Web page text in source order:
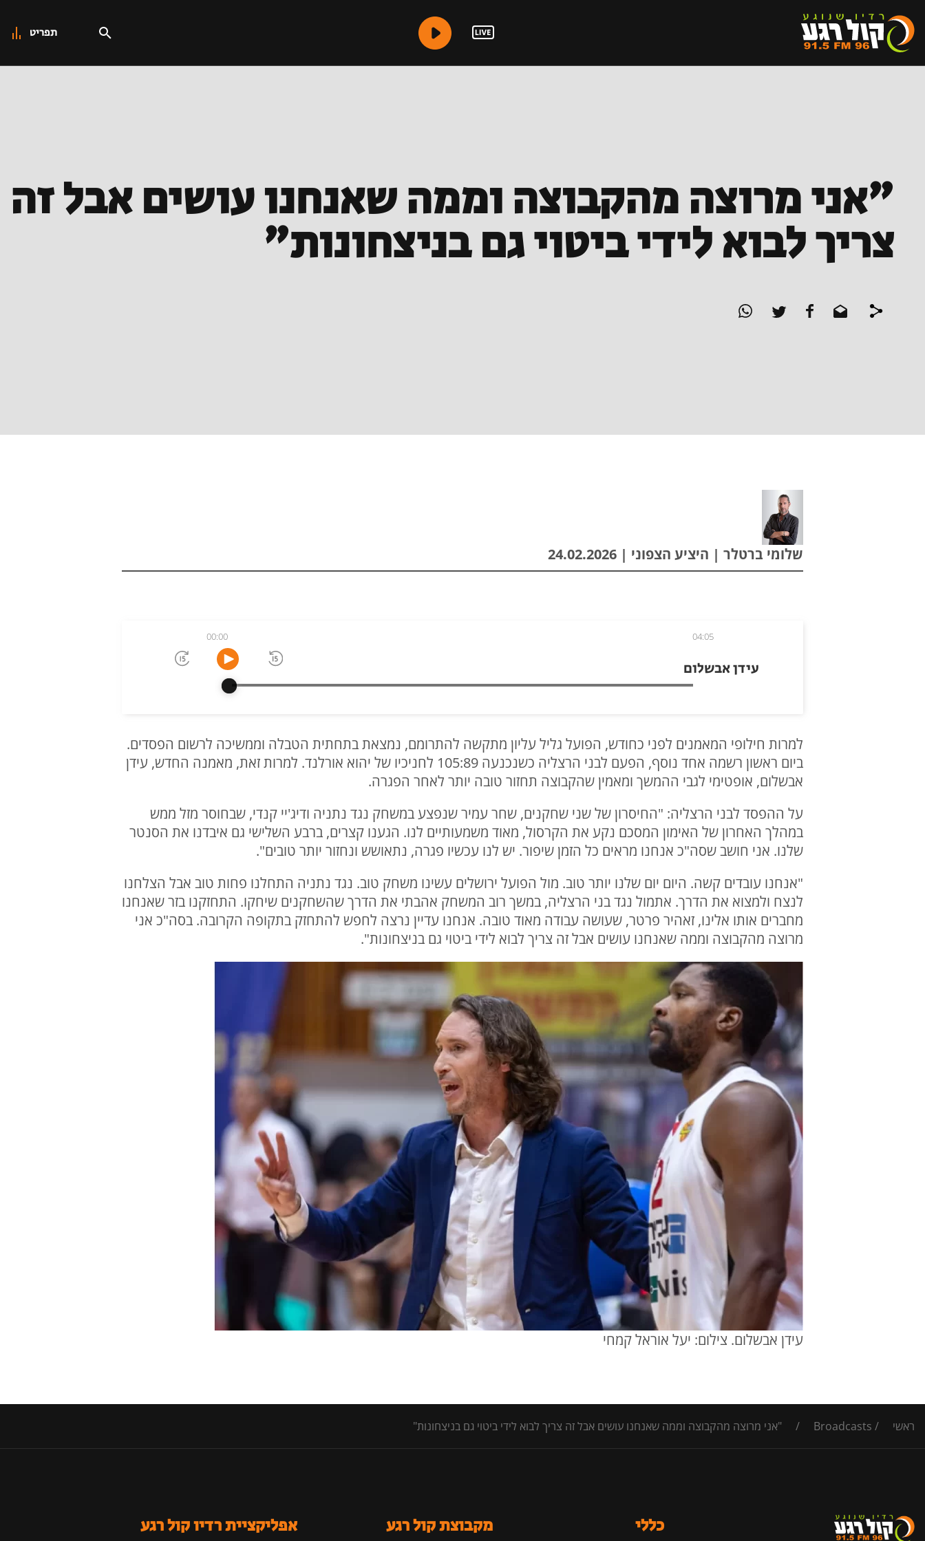
תפריט
"אני מרוצה מהקבוצה וממה שאנחנו עושים אבל זה
צריך לבוא לידי ביטוי גם בניצחונות"
שלומי ברטלר | היציע הצפוני | 24.02.2026
עידן אבשלום
00:00 04:05
למרות חילופי המאמנים לפני כחודש, הפועל גליל עליון מתקשה להתרומם, נמצאת בתחתית הטבלה וממשיכה לרשום הפסדים.
ביום ראשון רשמה אחד נוסף, הפעם לבני הרצליה כשנכנעה 105:89 לחניכיו של יהוא אורלנד. למרות זאת, מאמנה החדש, עידן
אבשלום, אופטימי לגבי ההמשך ומאמין שהקבוצה תחזור טובה יותר לאחר הפגרה.
על ההפסד לבני הרצליה: "החיסרון של שני שחקנים, שחר עמיר שנפצע במשחק נגד נתניה ודיג'יי קנדי, שבחוסר מזל ממש
במהלך האחרון של האימון המסכם נקע את הקרסול, מאוד משמעותיים לנו. הגענו קצרים, ברבע השלישי גם איבדנו את הסנטר
שלנו. אני חושב שסה"כ אנחנו מראים כל הזמן שיפור. יש לנו עכשיו פגרה, נתאושש ונחזור יותר טובים".
"אנחנו עובדים קשה. היום יום שלנו יותר טוב. מול הפועל ירושלים עשינו משחק טוב. נגד נתניה התחלנו פחות טוב אבל הצלחנו
לנצח ולמצוא את הדרך. אתמול נגד בני הרצליה, במשך רוב המשחק אהבתי את הדרך שהשחקנים שיחקו. התחזקנו בזר שאנחנו
מחברים אותו אלינו, זאהיר פרטר, שעושה עבודה מאוד טובה. אנחנו עדיין נרצה לחפש להתחזק בתקופה הקרובה. בסה"כ אני
מרוצה מהקבוצה וממה שאנחנו עושים אבל זה צריך לבוא לידי ביטוי גם בניצחונות".
עידן אבשלום. צילום: יעל אוראל קמחי
ראשי /
Broadcasts
/ "אני מרוצה מהקבוצה וממה שאנחנו עושים אבל זה צריך לבוא לידי ביטוי גם בניצחונות"
כללי מקבוצת קול רגע אפליקציית רדיו קול רגע